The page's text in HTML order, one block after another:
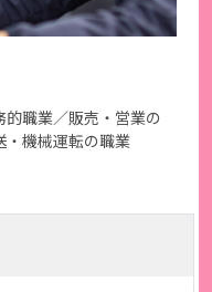
職業／販売・営業の
・機械運転の職業